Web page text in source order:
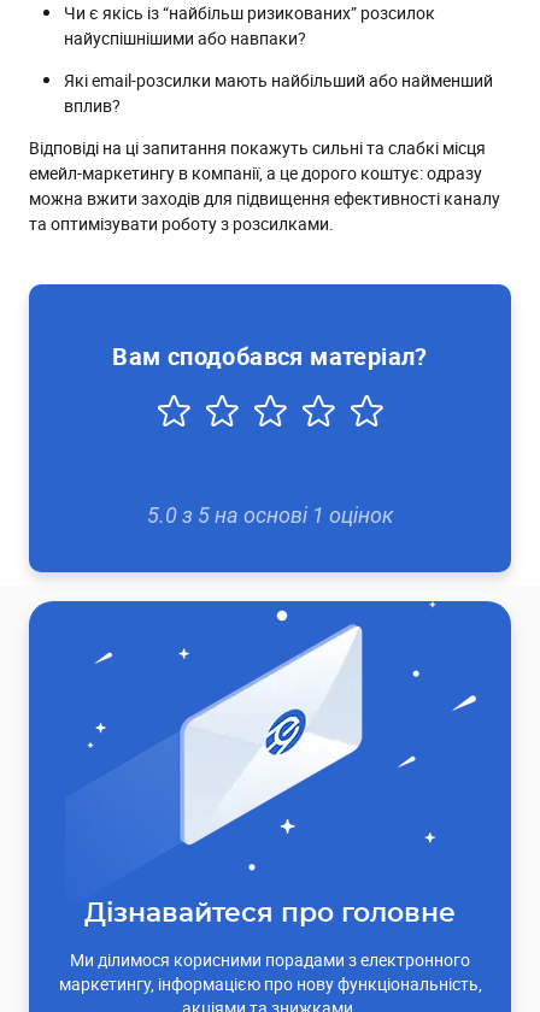
Чи є якісь із “найбільш ризикованих” розсилок
найуспішнішими або навпаки?
Які email-розсилки мають найбільший або найменший
вплив?
Відповіді на ці запитання покажуть сильні та слабкі місця
емейл-маркетингу в компанії, а це дорого коштує: одразу
можна вжити заходів для підвищення ефективності каналу
та оптимізувати роботу з розсилками.
Вам сподобався матеріал?
5.0з 5на основі 1 оцінок
Дізнавайтеся про головне
Ми ділимося корисними порадами з електронного
маркетингу, інформацією про нову функціональність,